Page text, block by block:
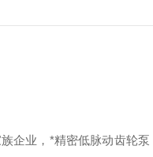
企业，*精密低脉动齿轮